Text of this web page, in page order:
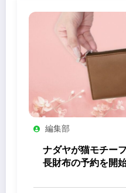
編集部
ナダヤが猫モチー
長財布の予約を開